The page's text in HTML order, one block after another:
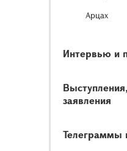
Арцах
Интервью и
заявления
Телеграммы